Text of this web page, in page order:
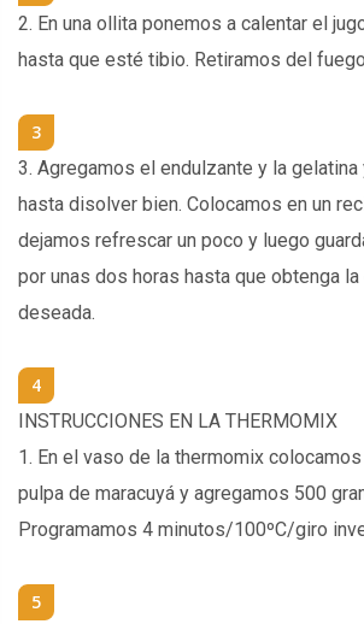
2. En una ollita ponemos a calentar el
hasta que esté tibio. Retiramos del
3
3. Agregamos el endulzante y la
hasta disolver bien. Colocamos en un
dejamos refrescar un poco y luego
por unas dos horas hasta que obtenga
deseada.
4
INSTRUCCIONES EN LA THERMOMIX
1. En el vaso de la thermomix
pulpa de maracuyá y agregamos 500
Programamos 4 minutos/100ºC/giro
5